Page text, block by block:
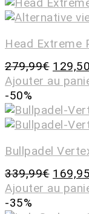
Head Extreme
279,99€ 129,50
Ajouter au
-50%
Bullpadel
339,99€ 169,95
Ajouter au
-35%